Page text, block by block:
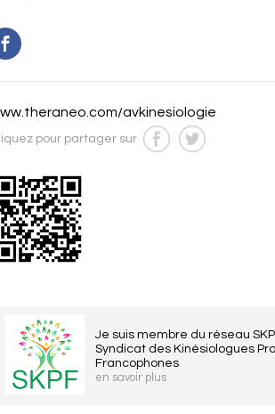
avkinesiologie
pour partager sur
Je suis membre du réseau
Syndicat des Kinésiologues
Francophones
en savoir plus